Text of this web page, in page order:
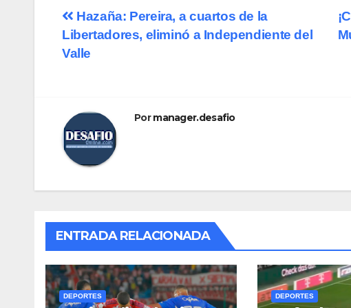
Hazaña: Pereira, a cuartos de la
Libertadores, eliminó a Independiente del
Valle
Pormanager.desafio
ENTRADA RELACIONADA
DEPORTES DEPORTES